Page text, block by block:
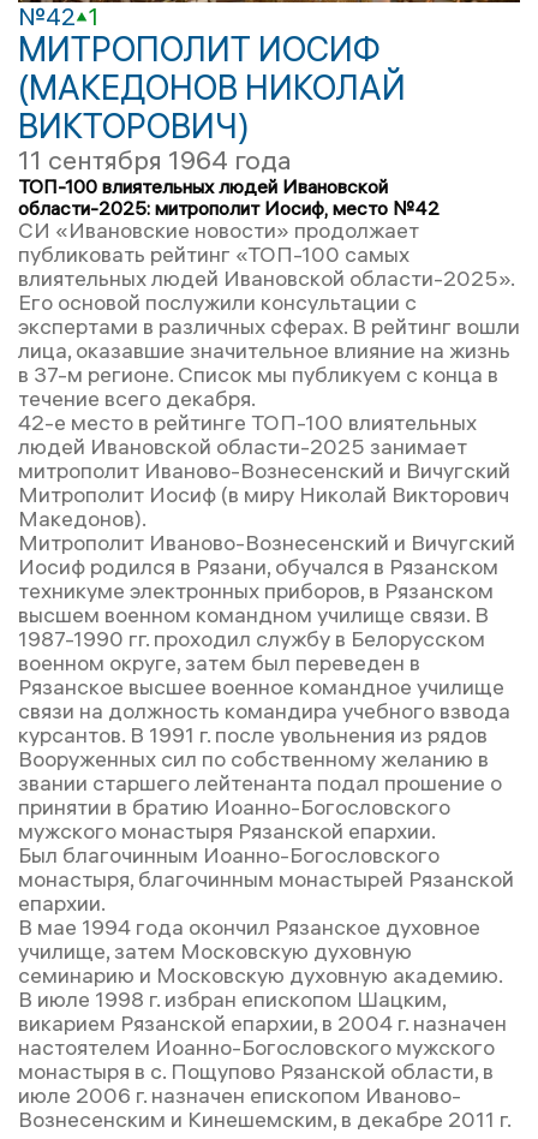
№42 1
МИТРОПОЛИТ ИОСИФ
(МАКЕДОНОВ НИКОЛАЙ
ВИКТОРОВИЧ)
11 сентября 1964 года
ТОП-100 влиятельных людей Ивановской
области-2025: митрополит Иосиф, место №42
СИ «Ивановские новости» продолжает
публиковать рейтинг «ТОП-100 самых
влиятельных людей Ивановской области-2025».
Его основой послужили консультации с
экспертами в различных сферах. В рейтинг вошли
лица, оказавшие значительное влияние на жизнь
в 37-м регионе. Список мы публикуем с конца в
течение всего декабря.
42-е место в рейтинге ТОП-100 влиятельных
людей Ивановской области-2025 занимает
митрополит Иваново-Вознесенский и Вичугский
Митрополит Иосиф (в миру Николай Викторович
Македонов).
Митрополит Иваново-Вознесенский и Вичугский
Иосиф родился в Рязани, обучался в Рязанском
техникуме электронных приборов, в Рязанском
высшем военном командном училище связи. В
1987-1990 гг. проходил службу в Белорусском
военном округе, затем был переведен в
Рязанское высшее военное командное училище
связи на должность командира учебного взвода
курсантов. В 1991 г. после увольнения из рядов
Вооруженных сил по собственному желанию в
звании старшего лейтенанта подал прошение о
принятии в братию Иоанно-Богословского
мужского монастыря Рязанской епархии.
Был благочинным Иоанно-Богословского
монастыря, благочинным монастырей Рязанской
епархии.
В мае 1994 года окончил Рязанское духовное
училище, затем Московскую духовную
семинарию и Московскую духовную академию.
В июле 1998 г. избран епископом Шацким,
викарием Рязанской епархии, в 2004 г. назначен
настоятелем Иоанно-Богословского мужского
монастыря в с. Пощупово Рязанской области, в
июле 2006 г. назначен епископом Иваново-
Вознесенским и Кинешемским, в декабре 2011 г.